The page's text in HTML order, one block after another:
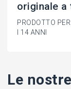
originale a
PRODOTTO
I 14 ANNI
Le